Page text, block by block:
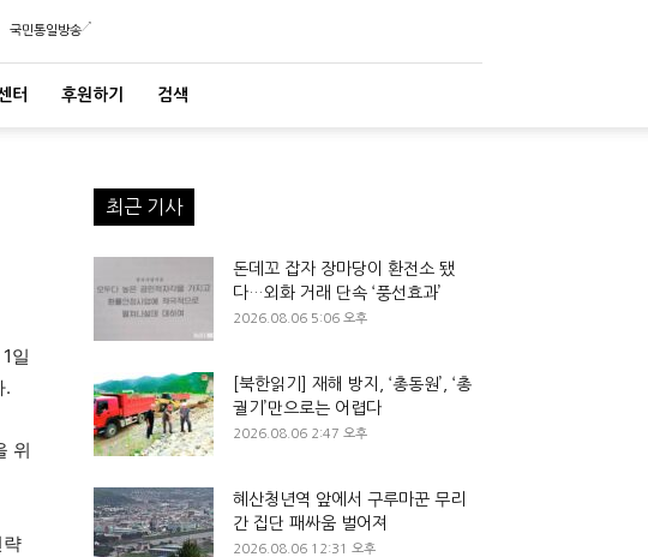
국민통일방송
터 후원하기 검색
일
.
위
최근 기사
돈데꼬 잡자 장마당이 환전소 됐
다…외화 거래 단속 ‘풍선효과’
2026.08.06 5:06 오후
[북한읽기] 재해 방지, ‘총동원’, ‘총
궐기’만으로는 어렵다
2026.08.06 2:47 오후
혜산청년역 앞에서 구루마꾼 무리
간 집단 패싸움 벌어져
2026.08.06 12:31 오후